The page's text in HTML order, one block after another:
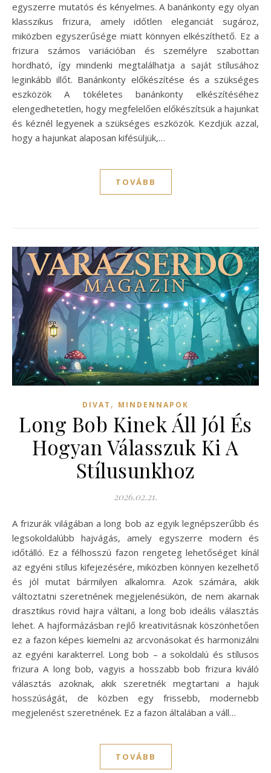
egyszerre mutatós és kényelmes. A banánkonty egy olyan
klasszikus frizura, amely időtlen eleganciát sugároz,
miközben egyszerűsége miatt könnyen elkészíthető. Ez a
frizura számos variációban és személyre szabottan
hordható, így mindenki megtalálhatja a saját stílusához
leginkább illőt. Banánkonty előkészítése és a szükséges
eszközök A tökéletes banánkonty elkészítéséhez
elengedhetetlen, hogy megfelelően előkészítsük a hajunkat
és kéznél legyenek a szükséges eszközök. Kezdjük azzal,
hogy a hajunkat alaposan kifésüljük,…
TOVÁBB
DIVAT , MINDENNAPOK
Long Bob Kinek Áll Jól És
Hogyan Válasszuk Ki A
Stílusunkhoz
2026.02.21.
A frizurák világában a long bob az egyik legnépszerűbb és
legsokoldalúbb hajvágás, amely egyszerre modern és
időtálló. Ez a félhosszú fazon rengeteg lehetőséget kínál
az egyéni stílus kifejezésére, miközben könnyen kezelhető
és jól mutat bármilyen alkalomra. Azok számára, akik
változtatni szeretnének megjelenésükön, de nem akarnak
drasztikus rövid hajra váltani, a long bob ideális választás
lehet. A hajformázásban rejlő kreativitásnak köszönhetően
ez a fazon képes kiemelni az arcvonásokat és harmonizálni
az egyéni karakterrel. Long bob – a sokoldalú és stílusos
frizura A long bob, vagyis a hosszabb bob frizura kiváló
választás azoknak, akik szeretnék megtartani a hajuk
hosszúságát, de közben egy frissebb, modernebb
megjelenést szeretnének. Ez a fazon általában a váll…
TOVÁBB